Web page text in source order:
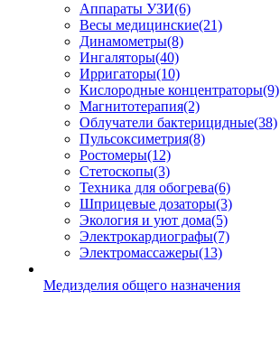
Аппараты УЗИ(6)
Весы медицинские(21)
Динамометры(8)
Ингаляторы(40)
Ирригаторы(10)
Кислородные концентраторы(9)
Магнитотерапия(2)
Облучатели бактерицидные(38)
Пульсоксиметрия(8)
Ростомеры(12)
Стетоскопы(3)
Техника для обогрева(6)
Шприцевые дозаторы(3)
Экология и уют дома(5)
Электрокардиографы(7)
Электромассажеры(13)
Медизделия общего назначения